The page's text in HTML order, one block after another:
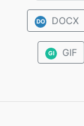
DO DOCX
GI GIF